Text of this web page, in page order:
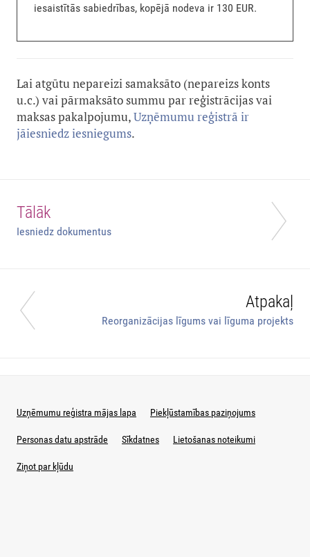
iesaistītās sabiedrības, kopējā nodeva ir 130 EUR.
Lai atgūtu nepareizi samaksāto (nepareizs konts
u.c.) vai pārmaksāto summu par reģistrācijas vai
maksas pakalpojumu,Uzņēmumu reģistrā ir
jāiesniedz iesniegums.
Tālāk
Iesniedz dokumentus
Atpakaļ
Reorganizācijas līgums vai līguma projekts
Uzņēmumu reģistra mājas lapa Piekļūstamības paziņojums
Personas datu apstrāde Sīkdatnes Lietošanas noteikumi
Ziņot par kļūdu